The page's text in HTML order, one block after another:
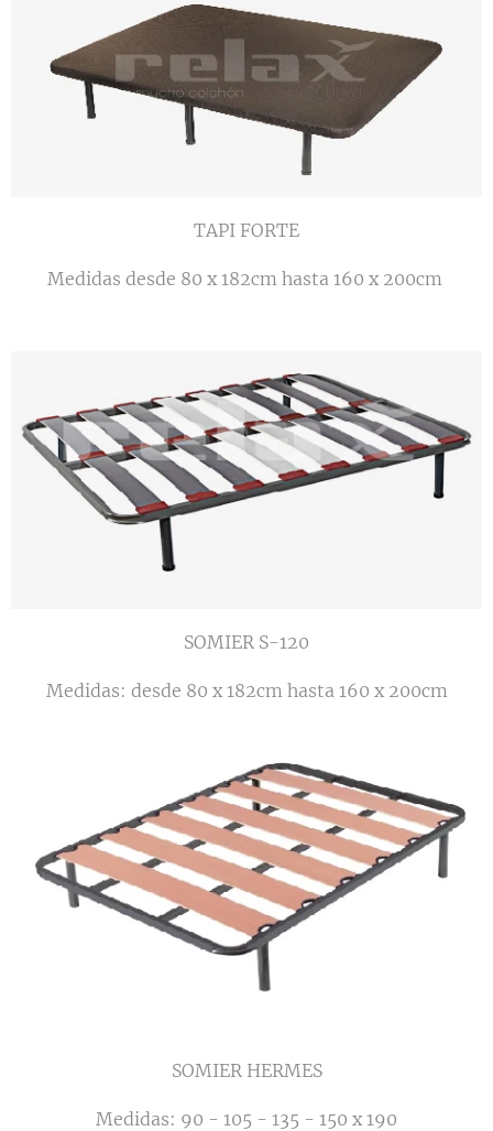
TAPI FORTE
Medidas desde 80 x 182cm hasta 160 x 200cm
SOMIER S-120
Medidas: desde 80 x 182cm hasta 160 x 200cm
SOMIER HERMES
Medidas: 90 - 105 - 135 - 150 x 190